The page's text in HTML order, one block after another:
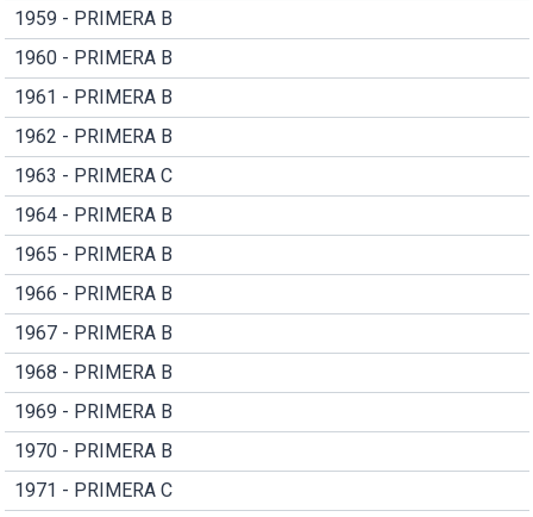
1959 - PRIMERA B
1960 - PRIMERA B
1961 - PRIMERA B
1962 - PRIMERA B
1963 - PRIMERA C
1964 - PRIMERA B
1965 - PRIMERA B
1966 - PRIMERA B
1967 - PRIMERA B
1968 - PRIMERA B
1969 - PRIMERA B
1970 - PRIMERA B
1971 - PRIMERA C